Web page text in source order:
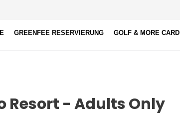
GREENFEE RESERVIERUNG GOLF & MORE CARD
Resort - Adults Only